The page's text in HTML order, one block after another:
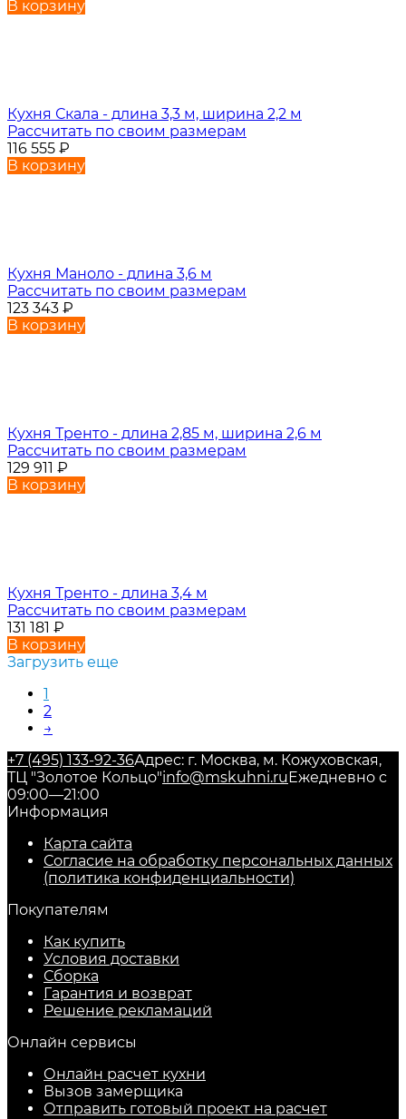
В корзину
Кухня Скала - длина 3,3 м, ширина 2,2 м
Рассчитать по своим размерам
116 555 ₽
В корзину
Кухня Маноло - длина 3,6 м
Рассчитать по своим размерам
123 343 ₽
В корзину
Кухня Тренто - длина 2,85 м, ширина 2,6 м
Рассчитать по своим размерам
129 911 ₽
В корзину
Кухня Тренто - длина 3,4 м
Рассчитать по своим размерам
131 181 ₽
В корзину
Загрузить еще
1
2
→
+7 (495) 133-92-36Адрес: г. Москва, м. Кожуховская,
ТЦ "Золотое Кольцо"info@mskuhni.ruЕжедневно с
09:00—21:00
Информация
Карта сайта
Согласие на обработку персональных данных
(политика конфиденциальности)
Покупателям
Как купить
Условия доставки
Сборка
Гарантия и возврат
Решение рекламаций
Онлайн сервисы
Онлайн расчет кухни
Вызов замерщика
Отправить готовый проект на расчет